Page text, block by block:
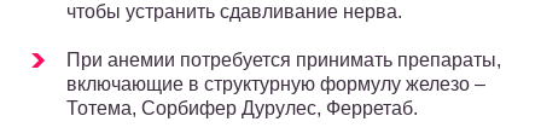
чтобы устранить сдавливание нерва.
При анемии потребуется принимать препараты,
включающие в структурную формулу железо –
Тотема, Сорбифер Дурулес, Ферретаб.